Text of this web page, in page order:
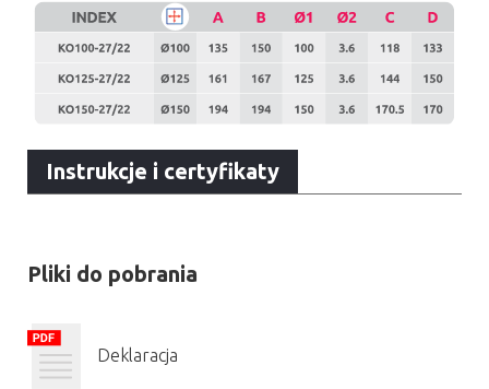
Instrukcje i certyfikaty
Pliki do pobrania
Deklaracja